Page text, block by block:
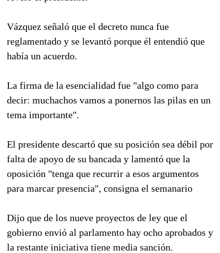
Vázquez señaló que el decreto nunca fue
reglamentado y se levantó porque él entendió que
había un acuerdo.
La firma de la esencialidad fue "algo como para
decir: muchachos vamos a ponernos las pilas en un
tema importante".
El presidente descartó que su posición sea débil por
falta de apoyo de su bancada y lamentó que la
oposición "tenga que recurrir a esos argumentos
para marcar presencia", consigna el semanario
Dijo que de los nueve proyectos de ley que el
gobierno envió al parlamento hay ocho aprobados y
la restante iniciativa tiene media sanción.